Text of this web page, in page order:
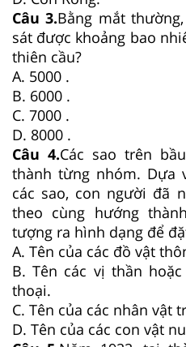
Câu 3.Bằng mắt
sát được khoảng bao
thiên cầu?
A. 5000 .
B. 6000 .
C. 7000 .
D. 8000 .
Câu 4.Các sao trên
thành từng nhóm. Dựa
các sao, con người đã
theo cùng hướng
tượng ra hình dạng để
A. Tên của các đồ vật
B. Tên các vị thần
thoại.
C. Tên của các nhân vật
D. Tên của các con vật